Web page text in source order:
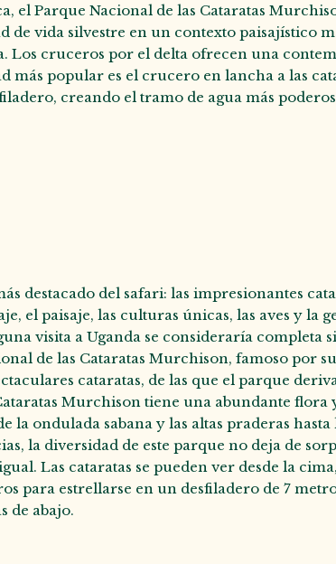
el Parque Nacional de las Cataratas
de vida silvestre en un contexto paisajístico
Los cruceros por el delta ofrecen una
más popular es el crucero en lancha a las
creando el tramo de agua más
destacado del safari: las impresionantes
el paisaje, las culturas únicas, las aves y la
visita a Uganda se consideraría completa
de las Cataratas Murchison, famoso por
cataratas, de las que el parque
Murchison tiene una abundante flora
la ondulada sabana y las altas praderas
la diversidad de este parque no deja de
Las cataratas se pueden ver desde la
para estrellarse en un desfiladero de 7
de abajo.